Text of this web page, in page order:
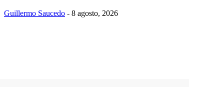
Guillermo Saucedo - 8 agosto, 2026